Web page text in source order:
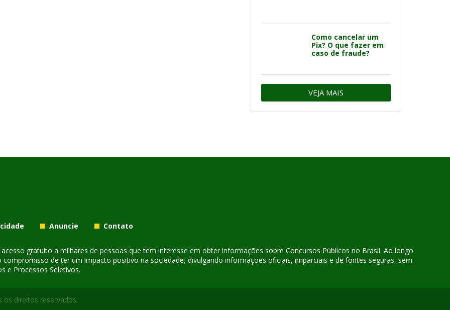
Como cancelar um
Pix? O que fazer em
caso de fraude?
VEJA MAIS
Anuncie Contato
gratuito a milhares de pessoas que tem interesse em obter informações sobre Concursos Públicos no Brasil. Ao longo
de ter um impacto positivo na sociedade, divulgando informações oficiais, imparciais e de fontes seguras, sem
e Processos Seletivos.
os direitos reservados.